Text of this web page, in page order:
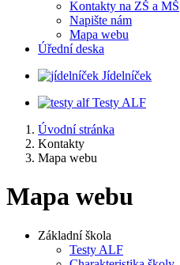
Kontakty na ZŠ a MŠ
Napište nám
Mapa webu
Úřední deska
Jídelníček
Testy ALF
Úvodní stránka
Kontakty
Mapa webu
Mapa webu
Základní škola
Testy ALF